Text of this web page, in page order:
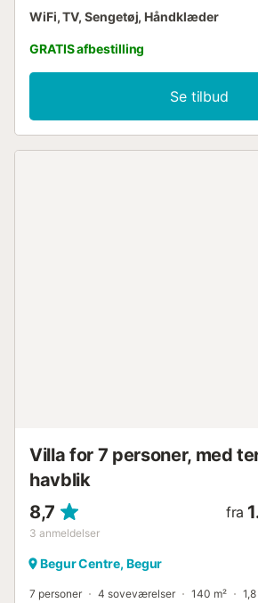
WiFi, TV, Sengetøj, Håndklæder
GRATIS afbestilling
Se tilbud
Villa for 7 personer, med
havblik
8,7
3 anmeldelser
fra
Begur Centre, Begur
7 personer 4 soveværelser 140 m²